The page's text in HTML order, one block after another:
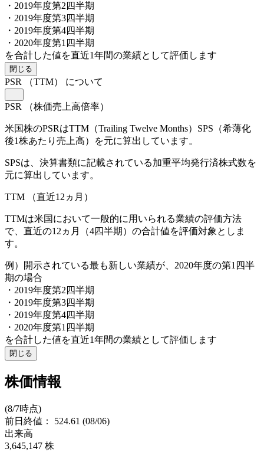
・2019年度第2四半期
・2019年度第3四半期
・2019年度第4四半期
・2020年度第1四半期
を合計した値を直近1年間の業績として評価します
閉じる
PSR （TTM） について
PSR （株価売上高倍率）
米国株のPSRはTTM（Trailing Twelve Months）SPS（希薄化
後1株あたり売上高）を元に算出しています。
SPSは、決算書類に記載されている加重平均発行済株式数を
元に算出しています。
TTM （直近12ヵ月）
TTMは米国において一般的に用いられる業績の評価方法
で、直近の12ヵ月（4四半期）の合計値を評価対象としま
す。
例）開示されている最も新しい業績が、2020年度の第1四半
期の場合
・2019年度第2四半期
・2019年度第3四半期
・2019年度第4四半期
・2020年度第1四半期
を合計した値を直近1年間の業績として評価します
閉じる
株価情報
(8/7時点)
前日終値： 524.61 (08/06)
出来高
3,645,147 株